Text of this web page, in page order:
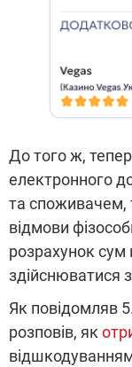
До того ж,
електронного
та споживачем,
відмови
розрахунок сум
здійснюватися
Як повідомляв
розповів, як